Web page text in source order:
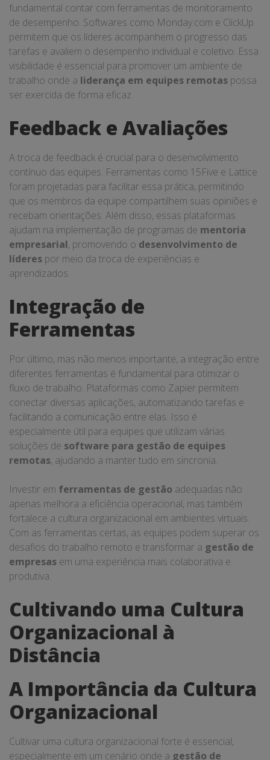
fundamental contar com ferramentas de monitoramento
de desempenho. Softwares como Monday.com e ClickUp
permitem que os líderes acompanhem o progresso das
tarefas e avaliem o desempenho individual e coletivo. Essa
visibilidade é essencial para promover um ambiente de
trabalho onde a liderança em equipes remotas possa
ser exercida de forma eficaz.
Feedback e Avaliações
A troca de feedback é crucial para o desenvolvimento
contínuo das equipes. Ferramentas como 15Five e Lattice
foram projetadas para facilitar essa prática, permitindo
que os membros da equipe compartilhem suas opiniões e
recebam orientações. Além disso, essas plataformas
ajudam na implementação de programas de mentoria
empresarial, promovendo o desenvolvimento de
líderes por meio da troca de experiências e
aprendizados.
Integração de
Ferramentas
Por último, mas não menos importante, a integração entre
diferentes ferramentas é fundamental para otimizar o
fluxo de trabalho. Plataformas como Zapier permitem
conectar diversas aplicações, automatizando tarefas e
facilitando a comunicação entre elas. Isso é
especialmente útil para equipes que utilizam várias
soluções de software para gestão de equipes
remotas, ajudando a manter tudo em sincronia.
Investir em ferramentas de gestão adequadas não
apenas melhora a eficiência operacional, mas também
fortalece a cultura organizacional em ambientes virtuais.
Com as ferramentas certas, as equipes podem superar os
desafios do trabalho remoto e transformar a gestão de
empresas em uma experiência mais colaborativa e
produtiva.
Cultivando uma Cultura
Organizacional à
Distância
A Importância da Cultura
Organizacional
Cultivar uma cultura organizacional forte é essencial,
especialmente em um cenário onde a gestão de